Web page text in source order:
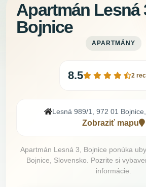
Apartmán Lesná
Bojnice
APARTMÁNY
8.5 2
Lesná 989/1, 972 01
Zobraziť mapu
Apartmán Lesná 3, Bojnice ponúka
Bojnice, Slovensko. Pozrite si
informácie.